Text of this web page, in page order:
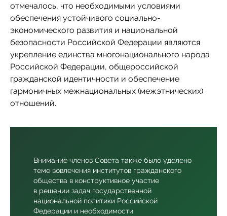
отмечалось, что необходимыми условиями
обеспечения устойчивого социально-
экономического развития и национальной
безопасности Российской Федерации являются
укрепление единства многонационального народа
Российской Федерации, общероссийской
гражданской идентичности и обеспечение
гармоничных межнациональных (межэтнических)
отношений.
Внимание членов Совета также было уделено
теме вовлечения институтов гражданского
общества в конструктивное участие
в решении задач государственной
национальной политики Российской
Федерации и необходимости